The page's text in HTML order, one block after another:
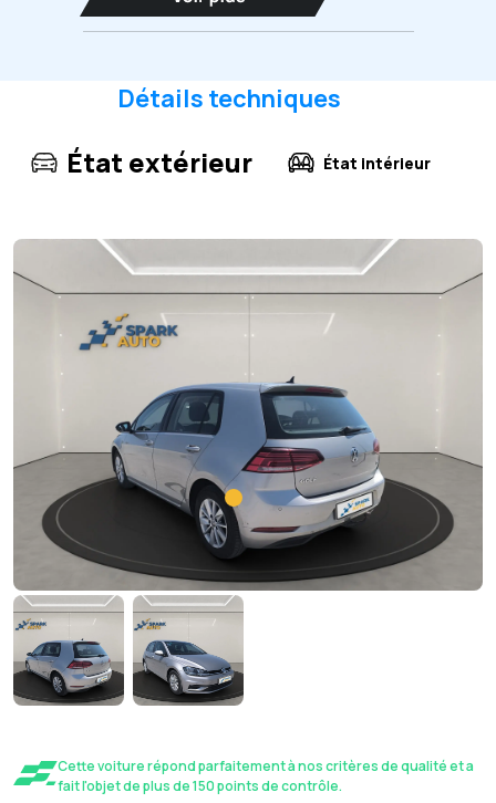
Détails techniques
État extérieur État intérieur
Cette voiture répond parfaitement à nos critères de qualité et a
fait l'objet de plus de 150 points de contrôle.